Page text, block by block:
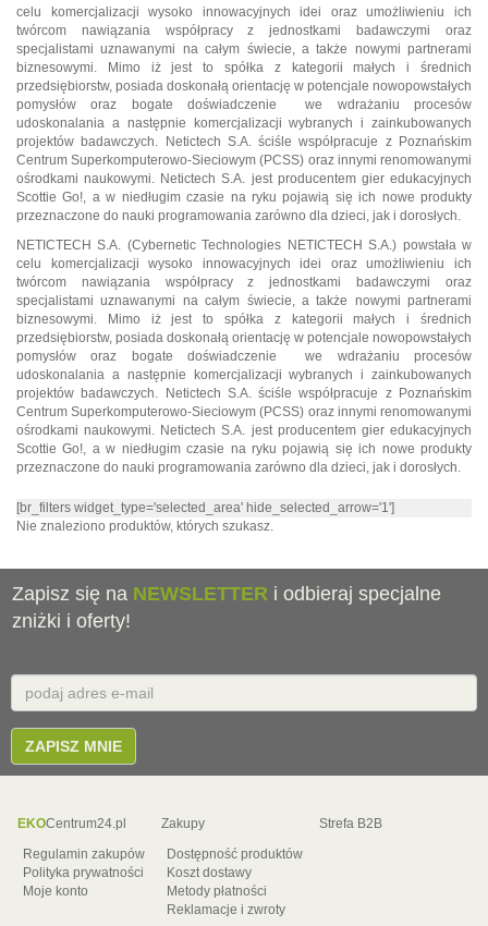
celu komercjalizacji wysoko innowacyjnych idei oraz umożliwieniu ich
twórcom nawiązania współpracy z jednostkami badawczymi oraz
specjalistami uznawanymi na całym świecie, a także nowymi partnerami
biznesowymi. Mimo iż jest to spółka z kategorii małych i średnich
przedsiębiorstw, posiada doskonałą orientację w potencjale nowopowstałych
pomysłów oraz bogate doświadczenie we wdrażaniu procesów
udoskonalania a następnie komercjalizacji wybranych i zainkubowanych
projektów badawczych. Netictech S.A. ściśle współpracuje z Poznańskim
Centrum Superkomputerowo-Sieciowym (PCSS) oraz innymi renomowanymi
ośrodkami naukowymi. Netictech S.A. jest producentem gier edukacyjnych
Scottie Go!, a w niedługim czasie na ryku pojawią się ich nowe produkty
przeznaczone do nauki programowania zarówno dla dzieci, jak i dorosłych.
NETICTECH S.A. (Cybernetic Technologies NETICTECH S.A.) powstała w
celu komercjalizacji wysoko innowacyjnych idei oraz umożliwieniu ich
twórcom nawiązania współpracy z jednostkami badawczymi oraz
specjalistami uznawanymi na całym świecie, a także nowymi partnerami
biznesowymi. Mimo iż jest to spółka z kategorii małych i średnich
przedsiębiorstw, posiada doskonałą orientację w potencjale nowopowstałych
pomysłów oraz bogate doświadczenie we wdrażaniu procesów
udoskonalania a następnie komercjalizacji wybranych i zainkubowanych
projektów badawczych. Netictech S.A. ściśle współpracuje z Poznańskim
Centrum Superkomputerowo-Sieciowym (PCSS) oraz innymi renomowanymi
ośrodkami naukowymi. Netictech S.A. jest producentem gier edukacyjnych
Scottie Go!, a w niedługim czasie na ryku pojawią się ich nowe produkty
przeznaczone do nauki programowania zarówno dla dzieci, jak i dorosłych.
[br_filters widget_type='selected_area' hide_selected_arrow='1']
Nie znaleziono produktów, których szukasz.
Zapisz się na NEWSLETTER i odbieraj specjalne
zniżki i oferty!
Email
E-
mail
ZAPISZ MNIE
EKOCentrum24.pl
Regulamin zakupów
Polityka prywatności
Moje konto
Zakupy
Dostępność produktów
Koszt dostawy
Metody płatności
Reklamacje i zwroty
Strefa B2B